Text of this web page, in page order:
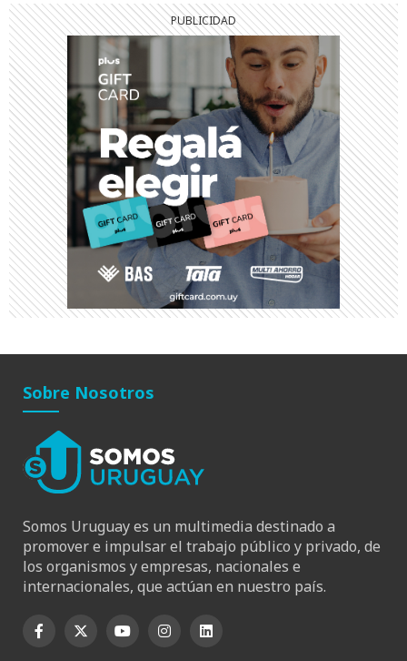
Sobre Nosotros
Somos Uruguay es un multimedia destinado a
promover e impulsar el trabajo público y privado, de
los organismos y empresas, nacionales e
internacionales, que actúan en nuestro país.